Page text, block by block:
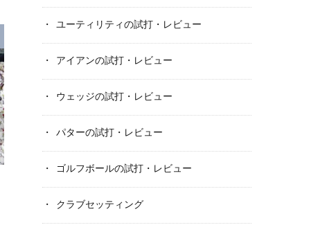
ユーティリティの試打・レビュー
アイアンの試打・レビュー
ウェッジの試打・レビュー
パターの試打・レビュー
ゴルフボールの試打・レビュー
クラブセッティング